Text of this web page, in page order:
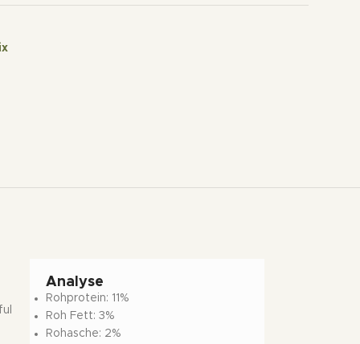
Analyse
Rohprotein: 11%
Roh Fett: 3%
Rohasche: 2%